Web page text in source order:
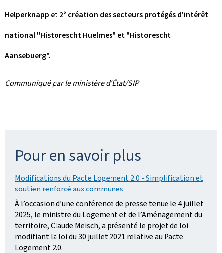
Helperknapp et 2° création des secteurs protégés d'intérêt
national "Historescht Huelmes" et "Historescht
Aansebuerg".
Communiqué par le ministère d'État/SIP
Pour en savoir plus
Modifications du Pacte Logement 2.0 - Simplification et
soutien renforcé aux communes
À l’occasion d’une conférence de presse tenue le 4 juillet
2025, le ministre du Logement et de l’Aménagement du
territoire, Claude Meisch, a présenté le projet de loi
modifiant la loi du 30 juillet 2021 relative au Pacte
Logement 2.0.